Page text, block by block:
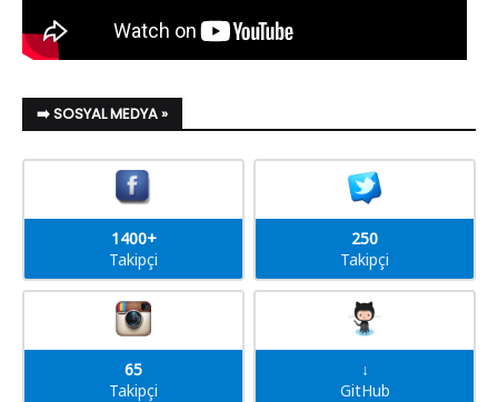
➡️ SOSYAL MEDYA »
1400+
Takipçi
250
Takipçi
65
Takipçi
↓
GitHub